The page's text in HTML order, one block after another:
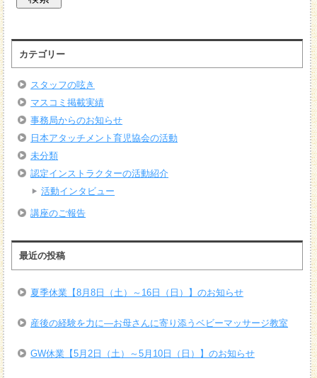
カテゴリー
スタッフの呟き
マスコミ掲載実績
事務局からのお知らせ
日本アタッチメント育児協会の活動
未分類
認定インストラクターの活動紹介
活動インタビュー
講座のご報告
最近の投稿
夏季休業【8月8日（土）～16日（日）】のお知らせ
産後の経験を力に―お母さんに寄り添うベビーマッサージ教室
GW休業【5月2日（土）～5月10日（日）】のお知らせ